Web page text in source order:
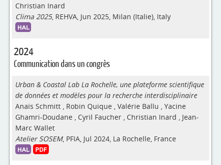
Christian Inard
Clima 2025, REHVA, Jun 2025, Milan (Italie), Italy
2024
Communication dans un congrès
Urban & Coastal Lab La Rochelle, une plateforme scientifique
de données et modèles pour la recherche interdisciplinaire
Anaïs Schmitt , Robin Quique , Valérie Ballu , Yacine
Ghamri-Doudane , Cyril Faucher , Christian Inard , Jean-
Marc Wallet
Atelier SOSEM, PFIA, Jul 2024, La Rochelle, France